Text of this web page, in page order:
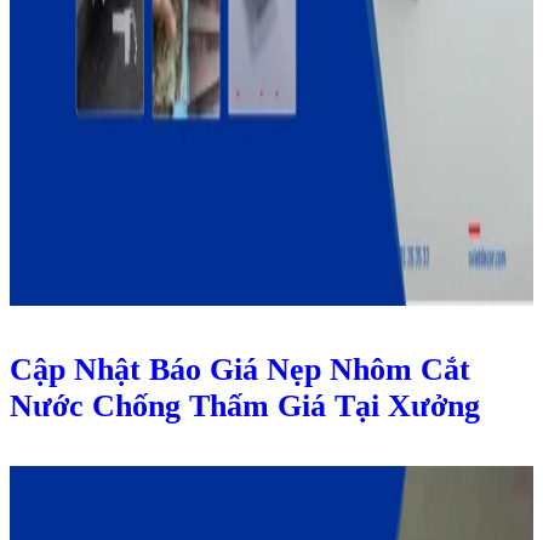
Cập Nhật Báo Giá Nẹp Nhôm Cắt
Nước Chống Thấm Giá Tại Xưởng